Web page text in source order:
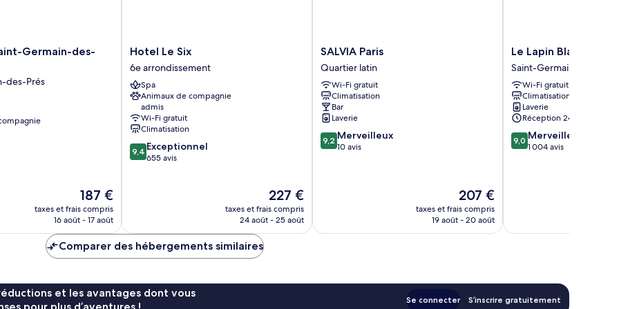
Germain-des-
des-Prés
Le
nouveau
prix
de
187 €
187 €
taxes et frais compris
16 août - 17 août
Hotel
Le
Six
6e
arrondissement
Hotel Le Six
6e arrondissement
Spa
Animaux de compagnie
admis
Wi-Fi gratuit
Climatisation
9.4
sur
9,4 Exceptionnel
655 avis
Le
nouveau
prix
227 €
taxes et frais compris
24 août - 25 août
SALVIA
Paris
Quartier
latin
SALVIA Paris
Quartier latin
Wi-Fi gratuit
Climatisation
Bar
Laverie
9.2
sur
9,2 Merveilleux
10 avis
Le
nouveau
prix
207 €
taxes et frais compris
19 août - 20 août
Le
Lapin
Blanc
Saint-
Germain-
des-
Prés
Le Lapin Blanc
Saint-Germain-des-Prés
Wi-Fi gratuit
Climatisation
Laverie
Réception 24 h/24
9.0
sur
9,0 Merveilleux
1 004 avis
Comparer des hébergements similaires
et les avantages dont vous
pour plus d’aventures !
Se connecter S’inscrire gratuitement